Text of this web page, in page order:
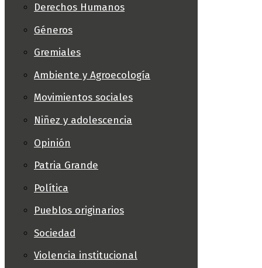
Derechos Humanos
Géneros
Gremiales
Ambiente y Agroecología
Movimientos sociales
Niñez y adolescencia
Opinión
Patria Grande
Política
Pueblos originarios
Sociedad
Violencia institucional